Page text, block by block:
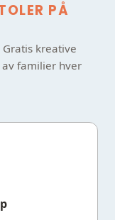
PÅ
kreative
familier hver